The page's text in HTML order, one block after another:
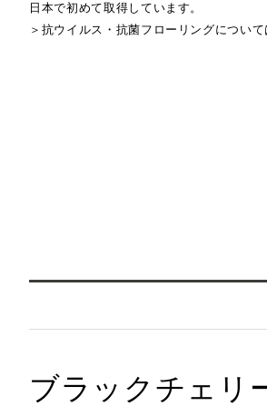
Select Language
日本で初めて取得しています。
＞抗ウイルス・抗菌フローリングについて
ブラックチェリ